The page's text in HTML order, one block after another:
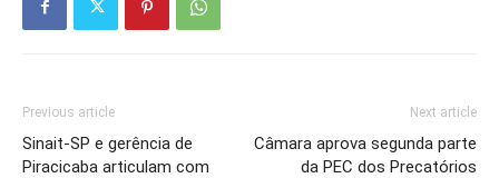
Previous article
Sinait-SP e gerência de
Piracicaba articulam com
Next article
Câmara aprova segunda parte
da PEC dos Precatórios